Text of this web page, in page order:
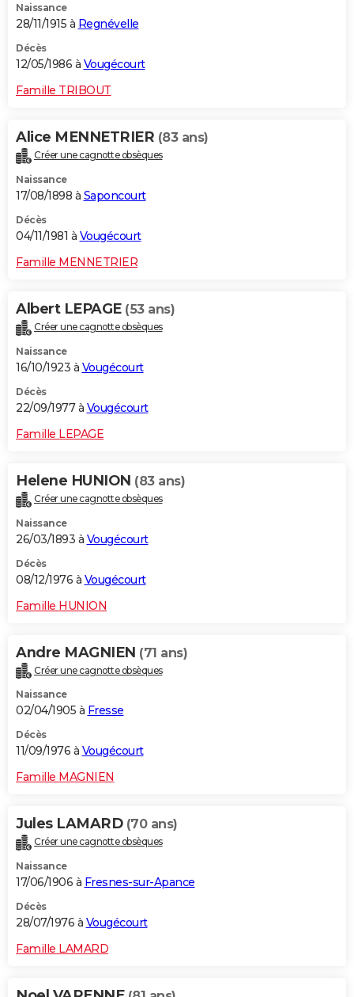
Naissance
28/11/1915 à Regnévelle
Décès
12/05/1986 à Vougécourt
Famille TRIBOUT
Alice MENNETRIER (83 ans)
Créer une cagnotte obsèques
Naissance
17/08/1898 à Saponcourt
Décès
04/11/1981 à Vougécourt
Famille MENNETRIER
Albert LEPAGE (53 ans)
Créer une cagnotte obsèques
Naissance
16/10/1923 à Vougécourt
Décès
22/09/1977 à Vougécourt
Famille LEPAGE
Helene HUNION (83 ans)
Créer une cagnotte obsèques
Naissance
26/03/1893 à Vougécourt
Décès
08/12/1976 à Vougécourt
Famille HUNION
Andre MAGNIEN (71 ans)
Créer une cagnotte obsèques
Naissance
02/04/1905 à Fresse
Décès
11/09/1976 à Vougécourt
Famille MAGNIEN
Jules LAMARD (70 ans)
Créer une cagnotte obsèques
Naissance
17/06/1906 à Fresnes-sur-Apance
Décès
28/07/1976 à Vougécourt
Famille LAMARD